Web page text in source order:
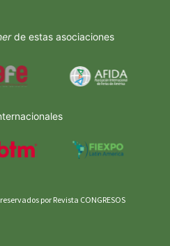
de estas asociaciones
por Revista CONGRESOS